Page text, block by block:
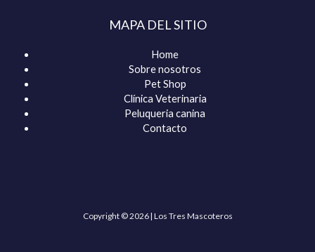
MAPA DEL SITIO
Home
Sobre nosotros
Pet Shop
Clínica Veterinaria
Peluqueria canina
Contacto
Copyright © 2026 | Los Tres Mascoteros